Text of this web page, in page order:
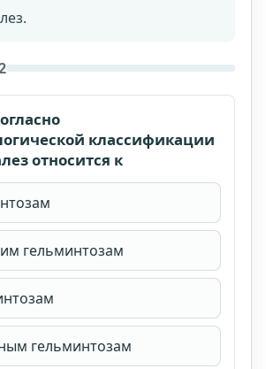
1999 рублей.Доступ на 90
классификации
относится к
гельминтозам
гельминтозам